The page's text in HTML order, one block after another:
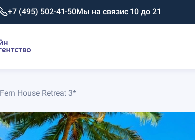
+7 (495) 502-41-50Мы на связис 10 до 21
Fern House Retreat 3*